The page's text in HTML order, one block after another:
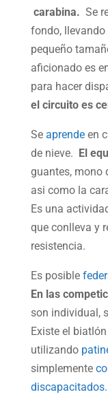
carabina. Se
fondo,
pequeño
aficionado es
para hacer
el circuito es
Se aprendeen
de nieve.
El
guantes, mono
asi como la
Es una
que conlleva y
resistencia.
Es posible
En las
son individual,
Existe el
utilizando
simplemente
discapacitados.